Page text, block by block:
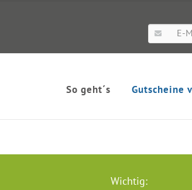
So geht´s Gutscheine
Wichtig: